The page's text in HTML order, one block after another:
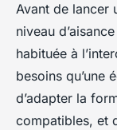
Avant de lancer
niveau
habituée à
besoins qu’une
d’adapter la
compatibles, et